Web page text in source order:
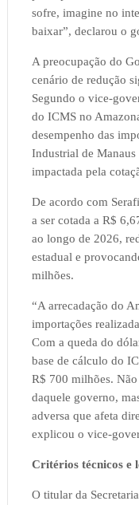
sofre, imagine no
baixar”, declarou o
A preocupação do
cenário de redução
Segundo o vice-
do ICMS no
desempenho das
Industrial de
impactada pela
De acordo com
a ser cotada a R$
ao longo de 2026,
estadual e
milhões.
“A arrecadação do
importações
Com a queda do
base de cálculo do
R$ 700 milhões. Não
daquele governo,
adversa que afeta
explicou o vice-
Critérios técnicos e
O titular da